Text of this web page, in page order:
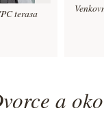
terasa
a